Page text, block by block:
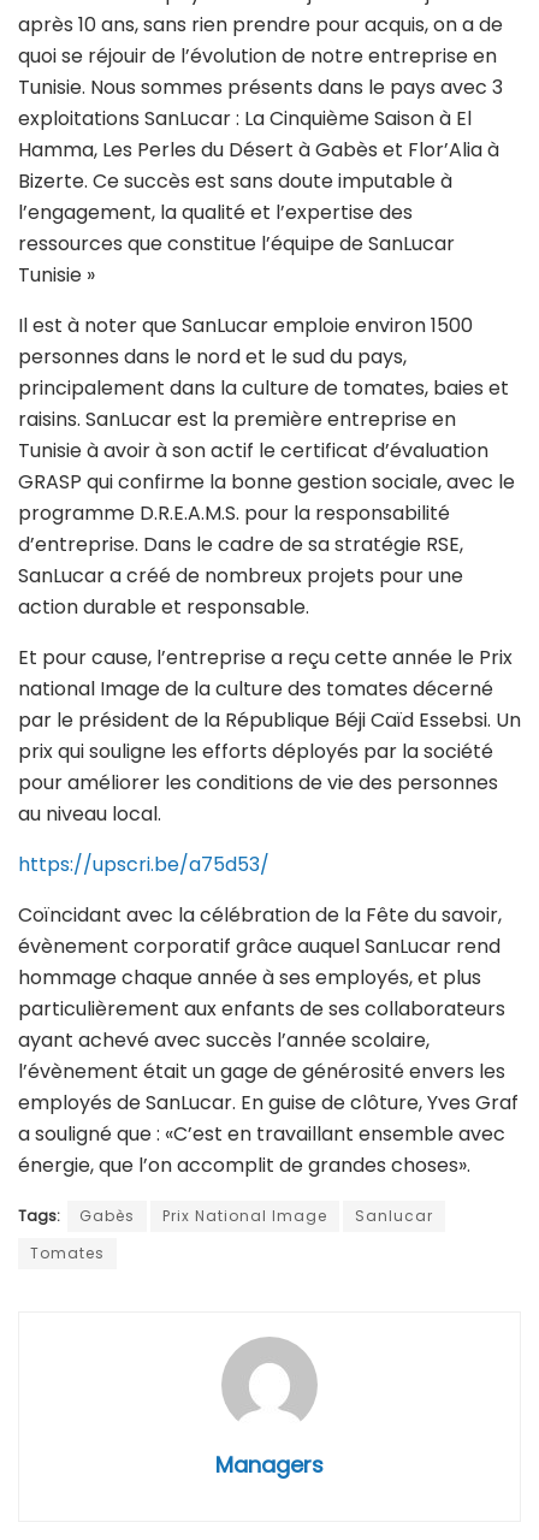
après 10 ans, sans rien prendre pour acquis, on a de
quoi se réjouir de l’évolution de notre entreprise en
Tunisie. Nous sommes présents dans le pays avec 3
exploitations SanLucar : La Cinquième Saison à El
Hamma, Les Perles du Désert à Gabès et Flor’Alia à
Bizerte. Ce succès est sans doute imputable à
l’engagement, la qualité et l’expertise des
ressources que constitue l’équipe de SanLucar
Tunisie »
Il est à noter que SanLucar emploie environ 1500
personnes dans le nord et le sud du pays,
principalement dans la culture de tomates, baies et
raisins. SanLucar est la première entreprise en
Tunisie à avoir à son actif le certificat d’évaluation
GRASP qui confirme la bonne gestion sociale, avec le
programme D.R.E.A.M.S. pour la responsabilité
d’entreprise. Dans le cadre de sa stratégie RSE,
SanLucar a créé de nombreux projets pour une
action durable et responsable.
Et pour cause, l’entreprise a reçu cette année le Prix
national Image de la culture des tomates décerné
par le président de la République Béji Caïd Essebsi. Un
prix qui souligne les efforts déployés par la société
pour améliorer les conditions de vie des personnes
au niveau local.
https://upscri.be/a75d53/
Coïncidant avec la célébration de la Fête du savoir,
évènement corporatif grâce auquel SanLucar rend
hommage chaque année à ses employés, et plus
particulièrement aux enfants de ses collaborateurs
ayant achevé avec succès l’année scolaire,
l’évènement était un gage de générosité envers les
employés de SanLucar. En guise de clôture, Yves Graf
a souligné que : «C’est en travaillant ensemble avec
énergie, que l’on accomplit de grandes choses».
Tags: Gabès Prix National Image
Sanlucar
Tomates
Managers